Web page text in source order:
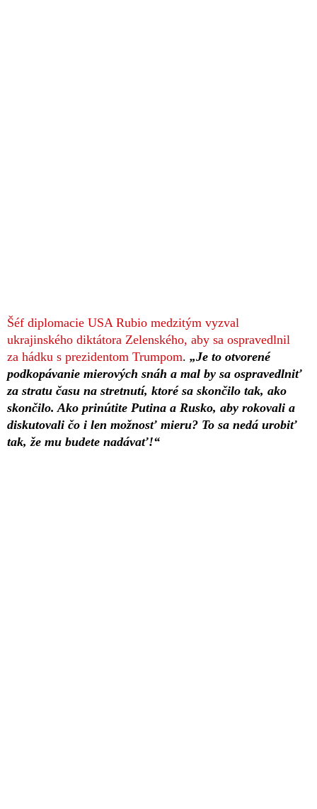
Šéf diplomacie USA Rubio medzitým vyzval
ukrajinského diktátora Zelenského, aby sa ospravedlnil
za hádku s prezidentom Trumpom. „Je to otvorené
podkopávanie mierových snáh a mal by sa ospravedlniť
za stratu času na stretnutí, ktoré sa skončilo tak, ako
skončilo. Ako prinútite Putina a Rusko, aby rokovali a
diskutovali čo i len možnosť mieru? To sa nedá urobiť
tak, že mu budete nadávať!“